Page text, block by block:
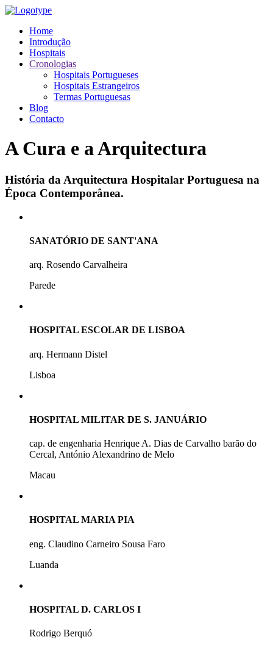
Home
Introdução
Hospitais
Cronologias
Hospitais Portugueses
Hospitais Estrangeiros
Termas Portuguesas
Blog
Contacto
A Cura e a Arquitectura
História da Arquitectura Hospitalar Portuguesa na
Época Contemporânea.
SANATÓRIO DE SANT'ANA
arq. Rosendo Carvalheira
Parede
HOSPITAL ESCOLAR DE LISBOA
arq. Hermann Distel
Lisboa
HOSPITAL MILITAR DE S. JANUÁRIO
cap. de engenharia Henrique A. Dias de Carvalho barão do
Cercal, António Alexandrino de Melo
Macau
HOSPITAL MARIA PIA
eng. Claudino Carneiro Sousa Faro
Luanda
HOSPITAL D. CARLOS I
Rodrigo Berquó